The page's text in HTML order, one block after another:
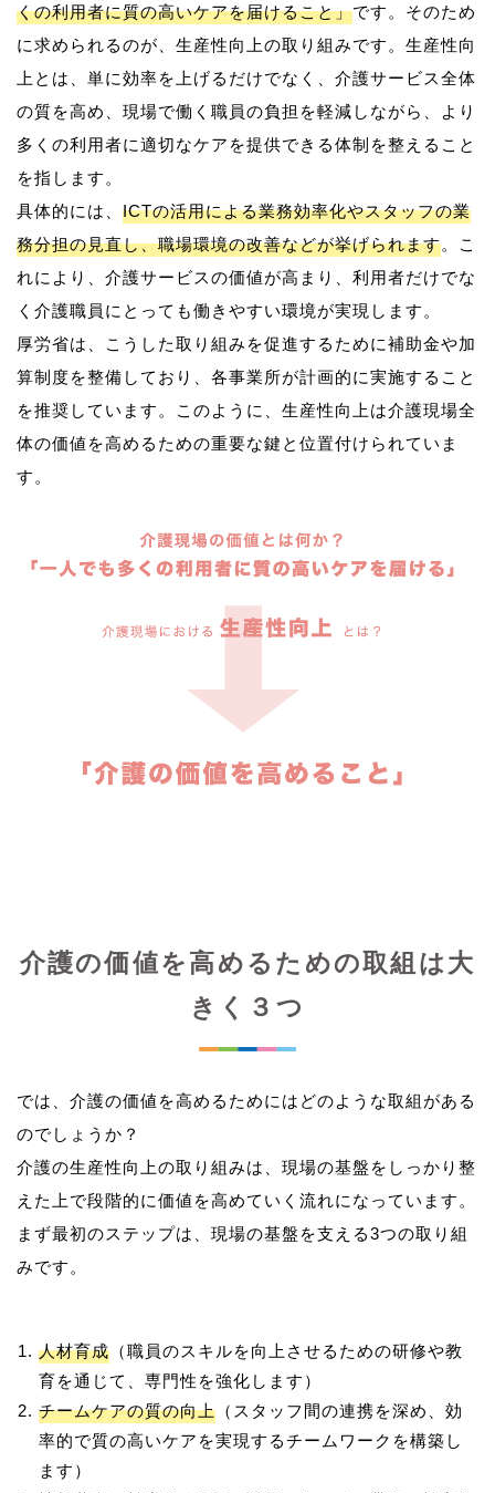
くの利用者に質の高いケアを届けること」です。そのため
に求められるのが、生産性向上の取り組みです。生産性向
上とは、単に効率を上げるだけでなく、介護サービス全体
の質を高め、現場で働く職員の負担を軽減しながら、より
多くの利用者に適切なケアを提供できる体制を整えること
を指します。
具体的には、 ICTの活用による業務効率化やスタッフの業
務分担の見直し、職場環境の改善などが挙げられます。こ
れにより、介護サービスの価値が高まり、利用者だけでな
く介護職員にとっても働きやすい環境が実現します。
厚労省は、こうした取り組みを促進するために補助金や加
算制度を整備しており、各事業所が計画的に実施すること
を推奨しています。このように、生産性向上は介護現場全
体の価値を高めるための重要な鍵と位置付けられていま
介護の価値を高めるための取組は大
きく３つ
では、介護の価値を高めるためにはどのような取組がある
のでしょうか？
介護の生産性向上の取り組みは、現場の基盤をしっかり整
えた上で段階的に価値を高めていく流れになっています。
まず最初のステップは、現場の基盤を支える3つの取り組
人材育成 （職員のスキルを向上させるための研修や教
育を通じて、専門性を強化します）
チームケアの質の向上 （スタッフ間の連携を深め、効
率的で質の高いケアを実現するチームワークを構築し
ます）